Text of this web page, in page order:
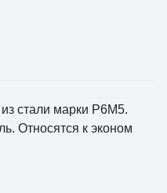
стали марки Р6М5.
Относятся к эконом